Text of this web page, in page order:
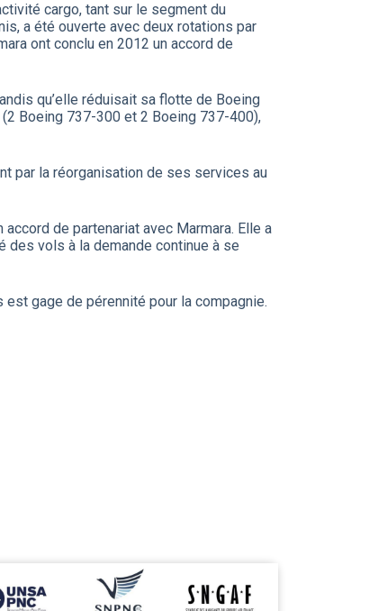
cargo, tant sur le segment du
a été ouverte avec deux rotations par
ont conclu en 2012 un accord de
qu’elle réduisait sa flotte de Boeing
Boeing 737-300 et 2 Boeing 737-400),
par la réorganisation de ses services au
de partenariat avec Marmara. Elle a
des vols à la demande continue à se
est gage de pérennité pour la compagnie.